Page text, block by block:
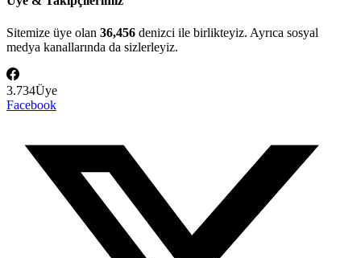
Sitemize üye olan 36,456 denizci ile birlikteyiz. Ayrıca sosyal
medya kanallarında da sizlerleyiz.
3.734Üye
Facebook